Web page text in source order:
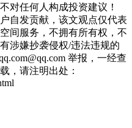
对任何人构成投资建议！
自发贡献，该文观点仅代表
间服务，不拥有所有权，不
涉嫌抄袭侵权/违法违规的
举报，一经查
，请注明出处：